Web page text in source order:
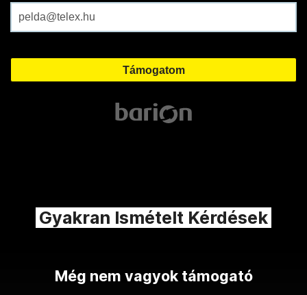
Gyakran Ismételt Kérdések
Még nem vagyok támogató